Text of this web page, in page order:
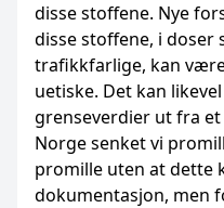
disse stoffene. Nye
disse stoffene, i
trafikkfarlige, kan
uetiske. Det kan
grenseverdier ut fra
Norge senket vi
promille uten at dette
dokumentasjon, men